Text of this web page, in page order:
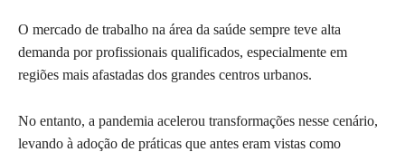
O mercado de trabalho na área da saúde sempre teve alta
demanda por profissionais qualificados, especialmente em
regiões mais afastadas dos grandes centros urbanos.
No entanto, a pandemia acelerou transformações nesse cenário,
levando à adoção de práticas que antes eram vistas como